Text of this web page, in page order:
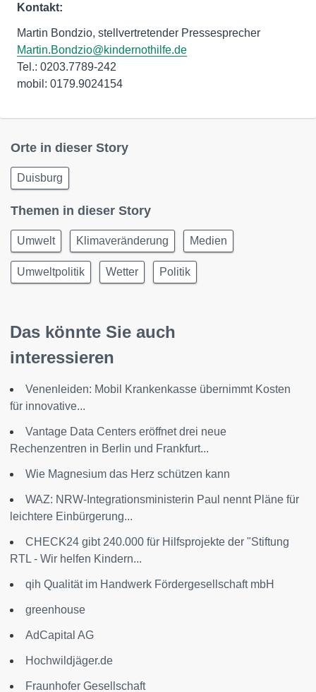
Kontakt:
Martin.Bondzio@kindernothilfe.de
Tel.: 0203.7789-242
mobil: 0179.9024154
Orte in dieser Story
Duisburg
Themen in dieser Story
Umwelt Klimaveränderung Medien
Umweltpolitik Wetter Politik
Das könnte Sie auch
interessieren
Venenleiden: Mobil Krankenkasse übernimmt Kosten
für innovative...
Vantage Data Centers eröffnet drei neue
Rechenzentren in Berlin und Frankfurt...
Wie Magnesium das Herz schützen kann
WAZ: NRW-Integrationsministerin Paul nennt Pläne für
leichtere Einbürgerung...
CHECK24 gibt 240.000 für Hilfsprojekte der "Stiftung
RTL - Wir helfen Kindern...
qih Qualität im Handwerk Fördergesellschaft mbH
greenhouse
AdCapital AG
Hochwildjäger.de
Fraunhofer Gesellschaft